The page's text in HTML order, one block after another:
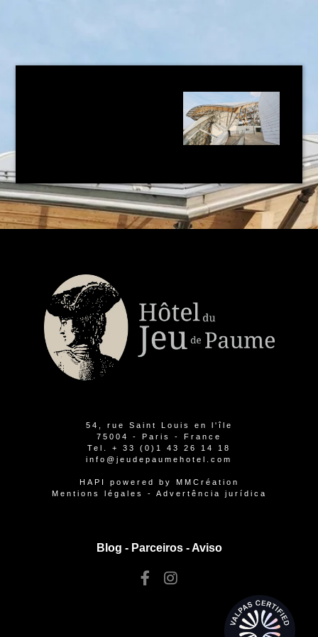
54, rue Saint Louis en l'île
75004 - Paris - France
Tel. + 33 (0)1 43 26 14 18
info@jeudepaumehotel.com
HAPI powered by
MMCréation
Mentions légales
- Advertência jurídica
Blog - Parceiros-Aviso